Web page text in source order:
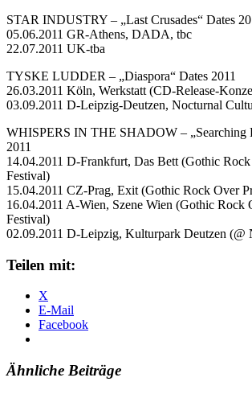
STAR INDUSTRY – „Last Crusades“ Dates
05.06.2011 GR-Athens, DADA, tbc
22.07.2011 UK-tba
TYSKE LUDDER – „Diaspora“ Dates 2011
26.03.2011 Köln, Werkstatt (CD-Release-
03.09.2011 D-Leipzig-Deutzen, Nocturnal
WHISPERS IN THE SHADOW – „Searching
2011
14.04.2011 D-Frankfurt, Das Bett (Gothic
Festival)
15.04.2011 CZ-Prag, Exit (Gothic Rock Over
16.04.2011 A-Wien, Szene Wien (Gothic Rock
Festival)
02.09.2011 D-Leipzig, Kulturpark Deutzen (@
Teilen mit:
X
E-Mail
Facebook
Ähnliche Beiträge